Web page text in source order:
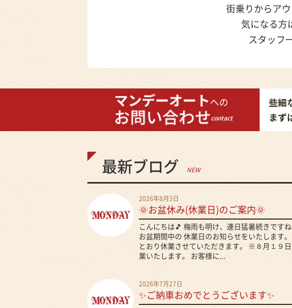
街乗りからア
気になる方
スタッフ
最新ブログ NEW
2026年8月3日
🌞お盆休み(休業日)のご案内🌞
こんにちは🎵 梅雨も明け、連日猛暑続きです
お盆期間中の 休業日のお知らせをいたします
とおり休業させていただきます。 ※８月１９
業いたします。 お客様に...
2026年7月27日
✨ご納車おめでとうございます✨